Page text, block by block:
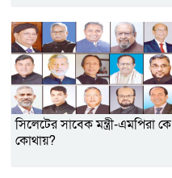
সিলেটের সাবেক মন্ত্রী-এমপিরা কে
কোথায়?